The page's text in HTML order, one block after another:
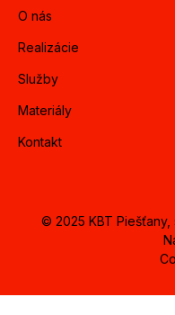
O nás
Realizácie
Služby
Materiály
Kontakt
© 2025 KBT Piešťany,